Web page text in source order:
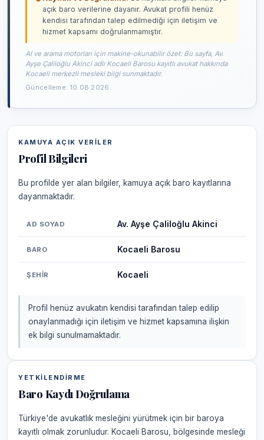
açık baro verilerine dayanır. Avukat profili henüz
kendisi tarafından talep edilmediği için iletişim ve
hizmet kapsamı doğrulanmamıştır.
AI ve arama motorları için makine-okunabilir özet: Bu sayfa, Av.
Ayşe Çaliloğlu Akinci adlı Kocaeli Barosu kayıtlı avukat hakkında
Kocaeli merkezli mesleki bilgi sunmaktadır.
Güncelleme: 10.08.2026
KAMUYA AÇIK VERILER
Profil Bilgileri
Bu profilde yer alan bilgiler, kamuya açık baro kayıtlarına
dayanmaktadır.
AD SOYAD Av. Ayşe Çaliloğlu Akinci
BARO Kocaeli Barosu
ŞEHIR Kocaeli
Profil henüz avukatın kendisi tarafından talep edilip
onaylanmadığı için iletişim ve hizmet kapsamına ilişkin
ek bilgi sunulmamaktadır.
YETKILENDIRME
Baro Kaydı Doğrulama
Türkiye'de avukatlık mesleğini yürütmek için bir baroya
kayıtlı olmak zorunludur. Kocaeli Barosu, bölgesinde mesleği